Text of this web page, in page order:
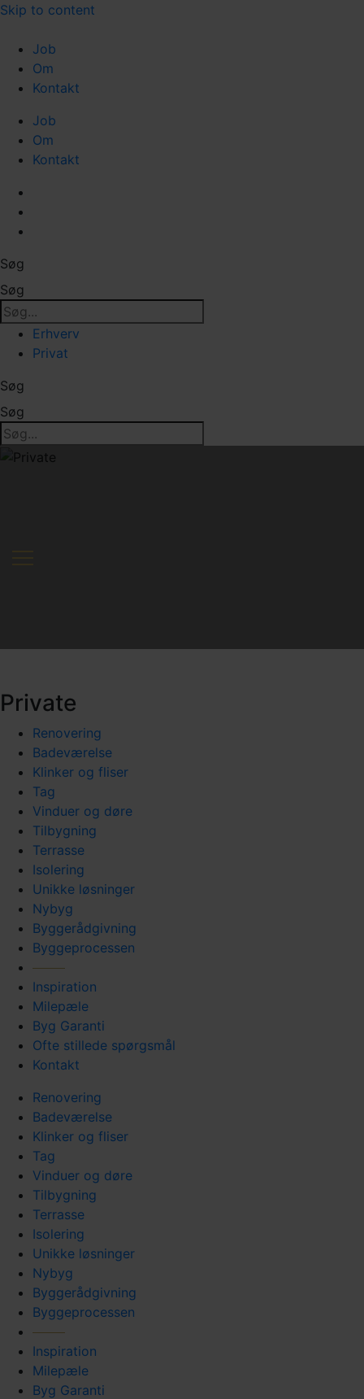
Skip to content
Job
Om
Kontakt
Job
Om
Kontakt
Søg
Søg
Erhverv
Privat
Søg
Søg
Private
Renovering
Badeværelse
Klinker og fliser
Tag
Vinduer og døre
Tilbygning
Terrasse
Isolering
Unikke løsninger
Nybyg
Byggerådgivning
Byggeprocessen
Inspiration
Milepæle
Byg Garanti
Ofte stillede spørgsmål
Kontakt
Renovering
Badeværelse
Klinker og fliser
Tag
Vinduer og døre
Tilbygning
Terrasse
Isolering
Unikke løsninger
Nybyg
Byggerådgivning
Byggeprocessen
Inspiration
Milepæle
Byg Garanti